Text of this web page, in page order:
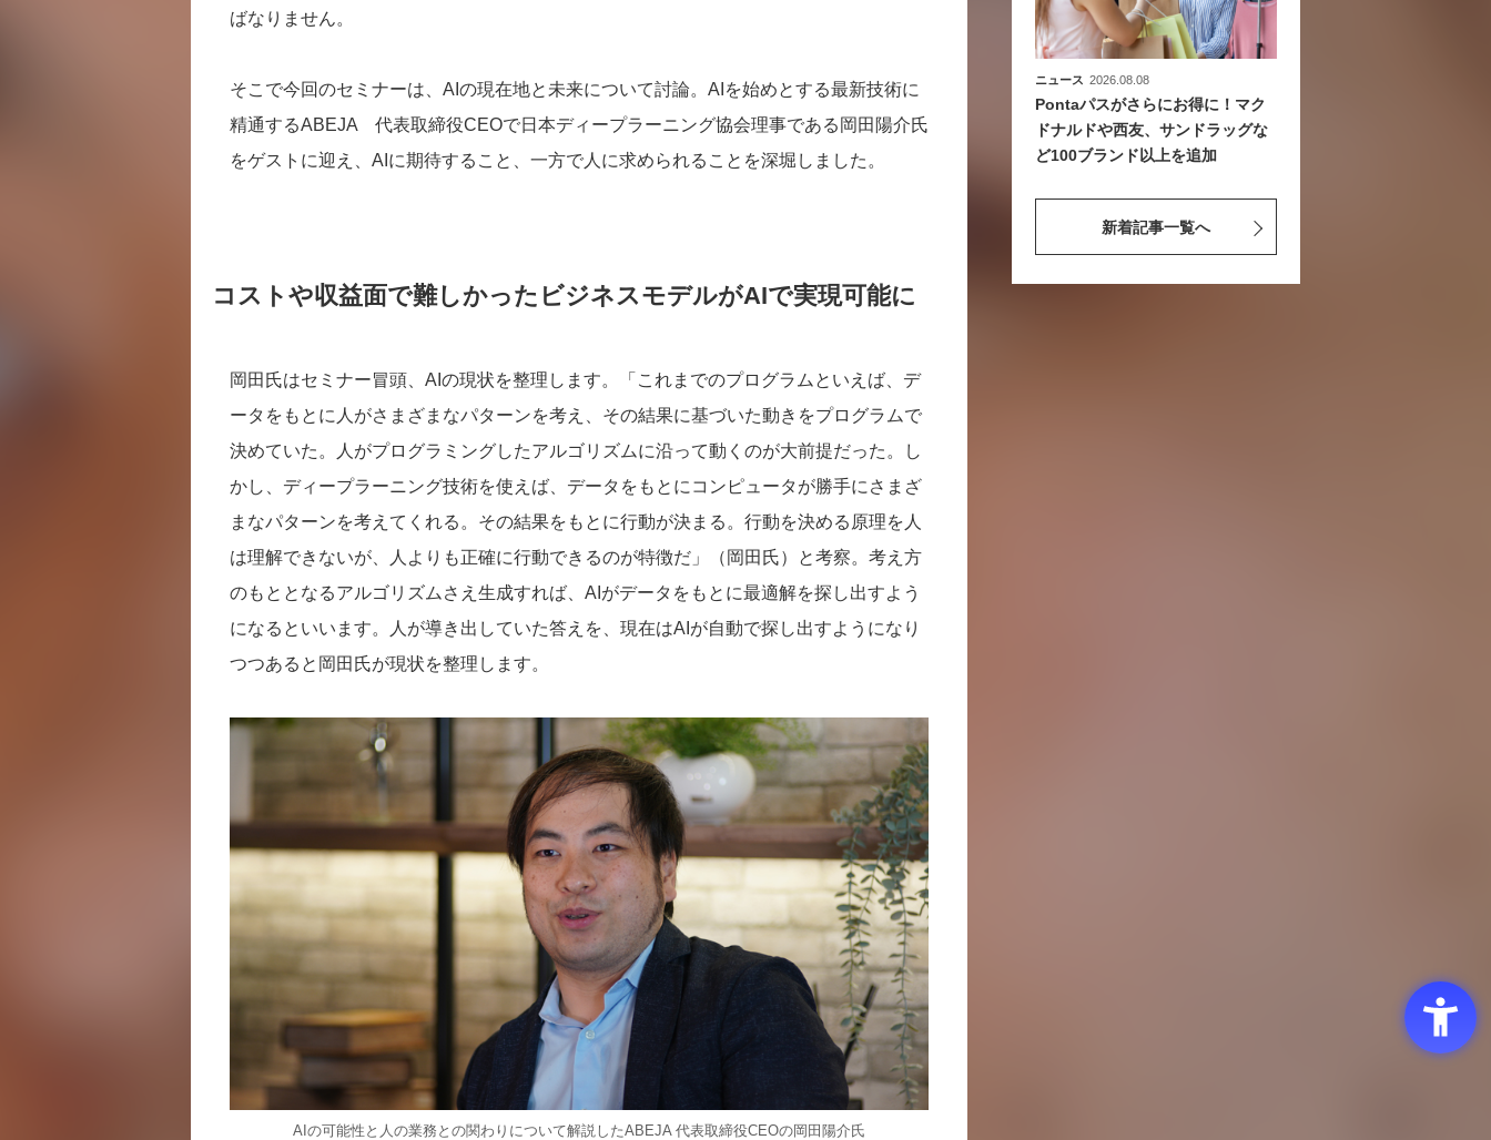
ばなりません。
そこで今回のセミナーは、AIの現在地と未来について討論。AIを始めとする最新技術に
精通するABEJA 代表取締役CEOで日本ディープラーニング協会理事である岡田陽介氏
をゲストに迎え、AIに期待すること、一方で人に求められることを深堀しました。
コストや収益面で難しかったビジネスモデルがAIで実現可能に
岡田氏はセミナー冒頭、AIの現状を整理します。「これまでのプログラムといえば、デ
ータをもとに人がさまざまなパターンを考え、その結果に基づいた動きをプログラムで
決めていた。人がプログラミングしたアルゴリズムに沿って動くのが大前提だった。し
かし、ディープラーニング技術を使えば、データをもとにコンピュータが勝手にさまざ
まなパターンを考えてくれる。その結果をもとに行動が決まる。行動を決める原理を人
は理解できないが、人よりも正確に行動できるのが特徴だ」（岡田氏）と考察。考え方
のもととなるアルゴリズムさえ生成すれば、AIがデータをもとに最適解を探し出すよう
になるといいます。人が導き出していた答えを、現在はAIが自動で探し出すようになり
つつあると岡田氏が現状を整理します。
AIの可能性と人の業務との関わりについて解説したABEJA 代表取締役CEOの岡田陽介氏
ニュース 2026.08.08
Pontaパスがさらにお得に！マク
ドナルドや西友、サンドラッグな
ど100ブランド以上を追加
新着記事一覧へ